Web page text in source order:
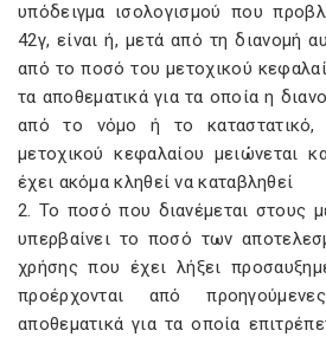
υπόδειγμα ισολογισμού που
42γ, είναι ή, μετά από τη διανομή
από το ποσό του μετοχικού
τα αποθεματικά για τα οποία η
από το νόμο ή το
μετοχικού κεφαλαίου μειώνεται
έχει ακόμα κληθεί να καταβληθεί
2. Το ποσό που διανέμεται στους
υπερβαίνει το ποσό των
χρήσης που έχει λήξει
προέρχονται από
αποθεματικά για τα οποία